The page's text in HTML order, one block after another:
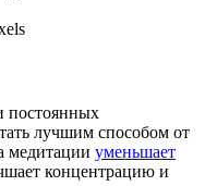
постоянных
лучшим способом от
медитации уменьшает
концентрацию и